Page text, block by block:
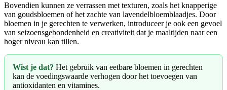
Bovendien kunnen ze verrassen met texturen, zoals het knapperige
van goudsbloemen of het zachte van lavendelbloemblaadjes. Door
bloemen in je gerechten te verwerken, introduceer je ook een gevoel
van seizoensgebondenheid en creativiteit dat je maaltijden naar een
hoger niveau kan tillen.
Wist je dat? Het gebruik van eetbare bloemen in gerechten
kan de voedingswaarde verhogen door het toevoegen van
antioxidanten en vitamines.